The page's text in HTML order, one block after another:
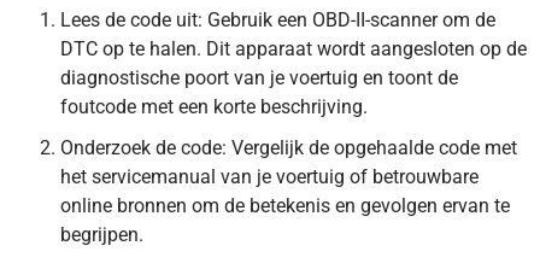
Lees de code uit: Gebruik een OBD-II-scanner om de
DTC op te halen. Dit apparaat wordt aangesloten op de
diagnostische poort van je voertuig en toont de
foutcode met een korte beschrijving.
Onderzoek de code: Vergelijk de opgehaalde code met
het servicemanual van je voertuig of betrouwbare
online bronnen om de betekenis en gevolgen ervan te
begrijpen.